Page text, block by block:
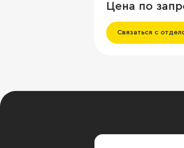
Цена по
Связаться с